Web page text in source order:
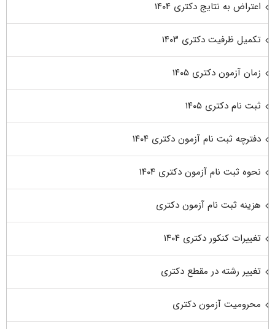
اعتراض به نتایج دکتری ۱۴۰۴
تکمیل ظرفیت دکتری ۱۴۰۳
زمان آزمون دکتری ۱۴۰۵
ثبت نام دکتری ۱۴۰۵
دفترچه ثبت نام آزمون دکتری ۱۴۰۴
نحوه ثبت نام آزمون دکتری ۱۴۰۴
هزینه ثبت نام آزمون دکتری
تغییرات کنکور دکتری ۱۴۰۴
تغییر رشته در مقطع دکتری
محرومیت آزمون دکتری